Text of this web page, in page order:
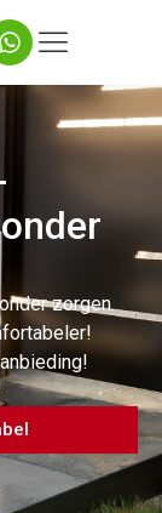
zorgen.